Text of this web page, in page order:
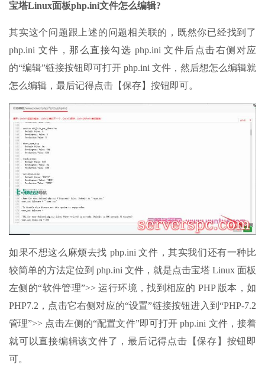
宝塔Linux面板php.ini文件怎么编辑?
其实这个问题跟上述的问题相关联的，既然你已经找到了
php.ini 文件，那么直接勾选 php.ini 文件后点击右侧对应
的“编辑”链接按钮即可打开 php.ini 文件，然后想怎么编辑就
怎么编辑，最后记得点击【保存】按钮即可。
如果不想这么麻烦去找 php.ini 文件，其实我们还有一种比
较简单的方法定位到 php.ini 文件，就是点击宝塔 Linux 面板
左侧的“软件管理”>> 运行环境，找到相应的 PHP 版本，如
PHP7.2，点击它右侧对应的“设置”链接按钮进入到“PHP-7.2
管理”>> 点击左侧的“配置文件”即可打开 php.ini 文件，接着
就可以直接编辑该文件了，最后记得点击【保存】按钮即
可。